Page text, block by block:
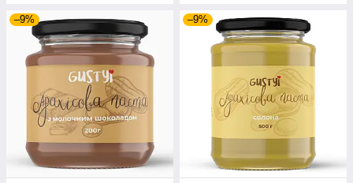
–9% –9%